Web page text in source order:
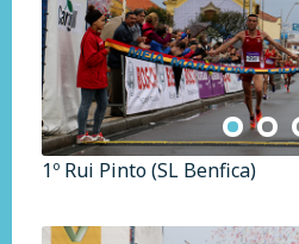
1º Rui Pinto (SL Benfica)